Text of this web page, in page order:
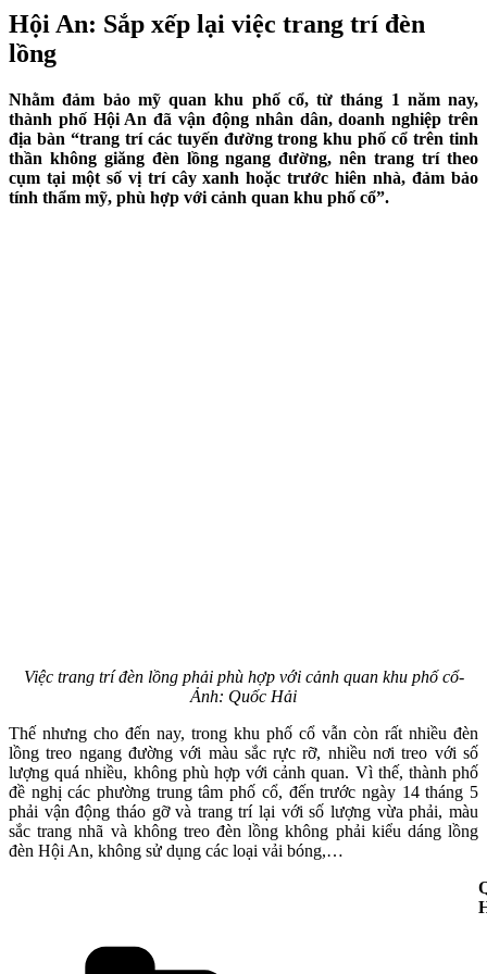
Hội An: Sắp xếp lại việc trang trí đèn
lồng
Nhằm đảm bảo mỹ quan khu phố cổ, từ tháng 1 năm nay,
thành phố Hội An đã vận động nhân dân, doanh nghiệp trên
địa bàn “trang trí các tuyến đường trong khu phố cổ trên tinh
thần không giăng đèn lồng ngang đường, nên trang trí theo
cụm tại một số vị trí cây xanh hoặc trước hiên nhà, đảm bảo
tính thẩm mỹ, phù hợp với cảnh quan khu phố cổ”.
Việc trang trí đèn lồng phải phù hợp với cảnh quan khu phố cổ-
Ảnh: Quốc Hải
Thế nhưng cho đến nay, trong khu phố cổ vẫn còn rất nhiều đèn
lồng treo ngang đường với màu sắc rực rỡ, nhiều nơi treo với số
lượng quá nhiều, không phù hợp với cảnh quan. Vì thế, thành phố
đề nghị các phường trung tâm phố cổ, đến trước ngày 14 tháng 5
phải vận động tháo gỡ và trang trí lại với số lượng vừa phải, màu
sắc trang nhã và không treo đèn lồng không phải kiểu dáng lồng
đèn Hội An, không sử dụng các loại vải bóng,…